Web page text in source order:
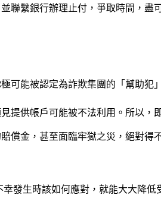
聯繫銀行辦理止付，爭取時間，盡
可能被認定為詐欺集團的「幫助
提供帳戶可能被不法利用。所以
償金，甚至面臨牢獄之災，絕對得
發生時該如何應對，就能大大降